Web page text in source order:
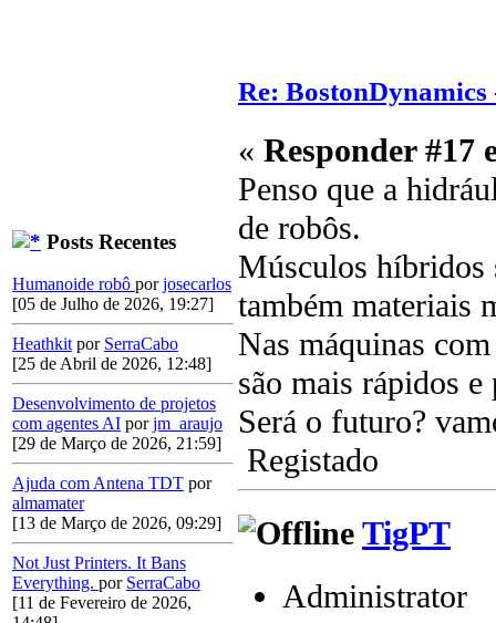
Posts Recentes
Humanoide robô porjosecarlos
[05 de Julho de 2026, 19:27]
Heathkit por SerraCabo
[25 de Abril de 2026, 12:48]
Desenvolvimento de projetos
com agentes AI porjm_araujo
[29 de Março de 2026, 21:59]
Ajuda com Antena TDT por
almamater
[13 de Março de 2026, 09:29]
Not Just Printers. It Bans
Everything. por SerraCabo
[11 de Fevereiro de 2026,
Re:
« Responder #17
Penso que a
de robôs.
Músculos híbridos
também materiais
Nas máquinas
são mais rápidos e
Será o futuro?
Registado
TigPT
Administrator